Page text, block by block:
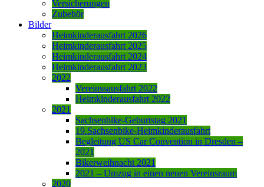
Versicherungen
Zubehör
Bilder
Heimkinderausfahrt 2026
Heimkinderausfahrt 2025
Heimkinderausfahrt 2024
Heimkinderausfahrt 2023
2022
Vereinssausfahrt 2022
Heimkinderausfahrt 2022
2021
Sachsenbike-Geburtstag 2021
19.Sachsenbike-Heimkinderausfahrt
Begleitung US Car Convention in Dresden –
2021
Bikerweihnacht 2021
2021 – Umzug in einen neuen Vereinsraum
2020